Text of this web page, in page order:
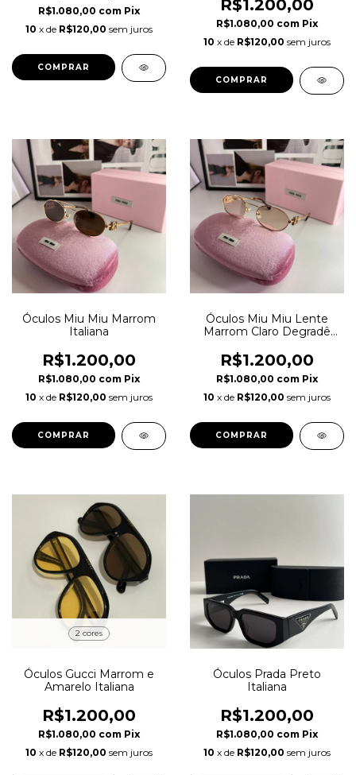
R$1.080,00 com Pix
10 x de R$120,00 sem juros
R$1.200,00
R$1.080,00 com Pix
10 x de R$120,00 sem juros
Óculos Miu Miu Marrom
Italiana
R$1.200,00
R$1.080,00 com Pix
10 x de R$120,00 sem juros
Óculos Miu Miu Lente
Marrom Claro Degradê
R$1.200,00
R$1.080,00 com Pix
10 x de R$120,00 sem juros
2 cores
Óculos Gucci Marrom e
Amarelo Italiana
R$1.200,00
R$1.080,00 com Pix
10 x de R$120,00 sem juros
Óculos Prada Preto
Italiana
R$1.200,00
R$1.080,00 com Pix
10 x de R$120,00 sem juros